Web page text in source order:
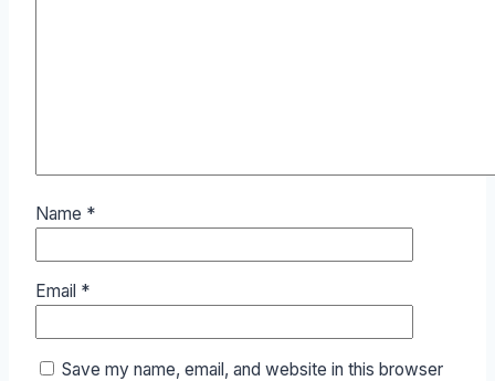
Name *
Email *
Save my name, email, and website in this browser